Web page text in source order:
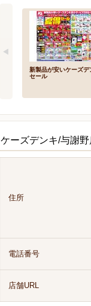
新製品が安いケーズデ
セール
ケーズデンキ/与謝
住所
電話番号
店舗URL